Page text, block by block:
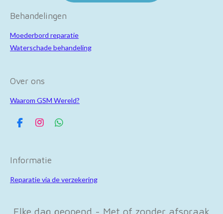
Behandelingen
Moederbord reparatie
Waterschade behandeling
Over ons
Waarom GSM Wereld?
F
b
o
I
a
r
W
p
Informatie
Reparatie via de verzekering
Elke dag geopend - Met of zonder afspraak